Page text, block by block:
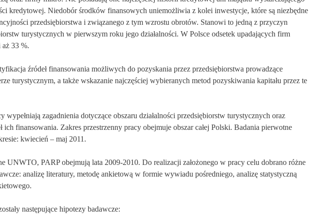
kredytowej. Niedobór środków finansowych uniemożliwia z kolei inwestycje, które są niezbędne
przedsiębiorstwa i związanego z tym wzrostu obrotów. Stanowi to jedną z przyczyn
turystycznych w pierwszym roku jego działalności. W Polsce odsetek upadających firm
33 %.
źródeł finansowania możliwych do pozyskania przez przedsiębiorstwa prowadzące
turystycznym, a także wskazanie najczęściej wybieranych metod pozyskiwania kapitału przez te
wypełniają zagadnienia dotyczące obszaru działalności przedsiębiorstw turystycznych oraz
ich finansowania. Zakres przestrzenny pracy obejmuje obszar całej Polski. Badania pierwotne
kwiecień – maj 2011.
UNWTO, PARP obejmują lata 2009-2010. Do realizacji założonego w pracy celu dobrano różne
analizę literatury, metodę ankietową w formie wywiadu pośredniego, analizę statystyczną
następujące hipotezy badawcze: